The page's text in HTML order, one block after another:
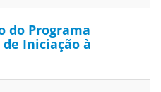
do Programa
Iniciação à